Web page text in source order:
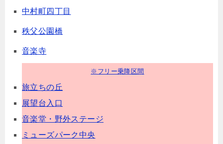
中村町四丁目
秩父公園橋
音楽寺
※フリー乗降区間
旅立ちの丘
展望台入口
音楽堂・野外ステージ
ミューズパーク中央